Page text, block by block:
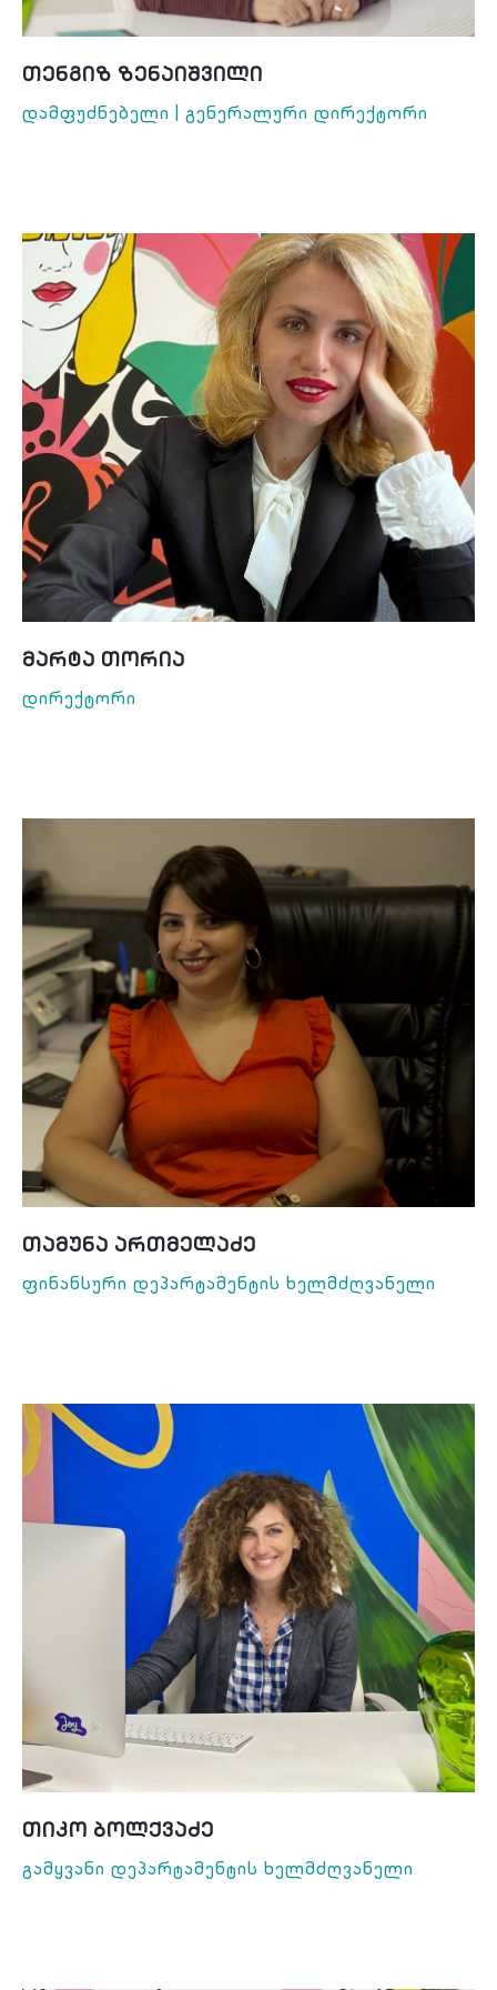
FAQ
Თენგიზ Ზენაიშვილი
Დამფუძნებელი | Გენერალური Დირექტორი
Მარტა Თორია
Დირექტორი
Თამუნა Ართმელაძე
Ფინანსური Დეპარტამენტის Ხელმძღვანელი
Თიკო Ბოლქვაძე
Გამყვანი Დეპარტამენტის Ხელმძღვანელი